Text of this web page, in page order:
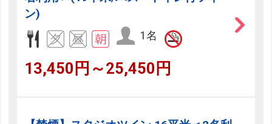
ン)
1名
13,450円～25,450円